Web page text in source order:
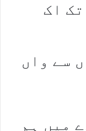
اک
سے واں
میں ہم